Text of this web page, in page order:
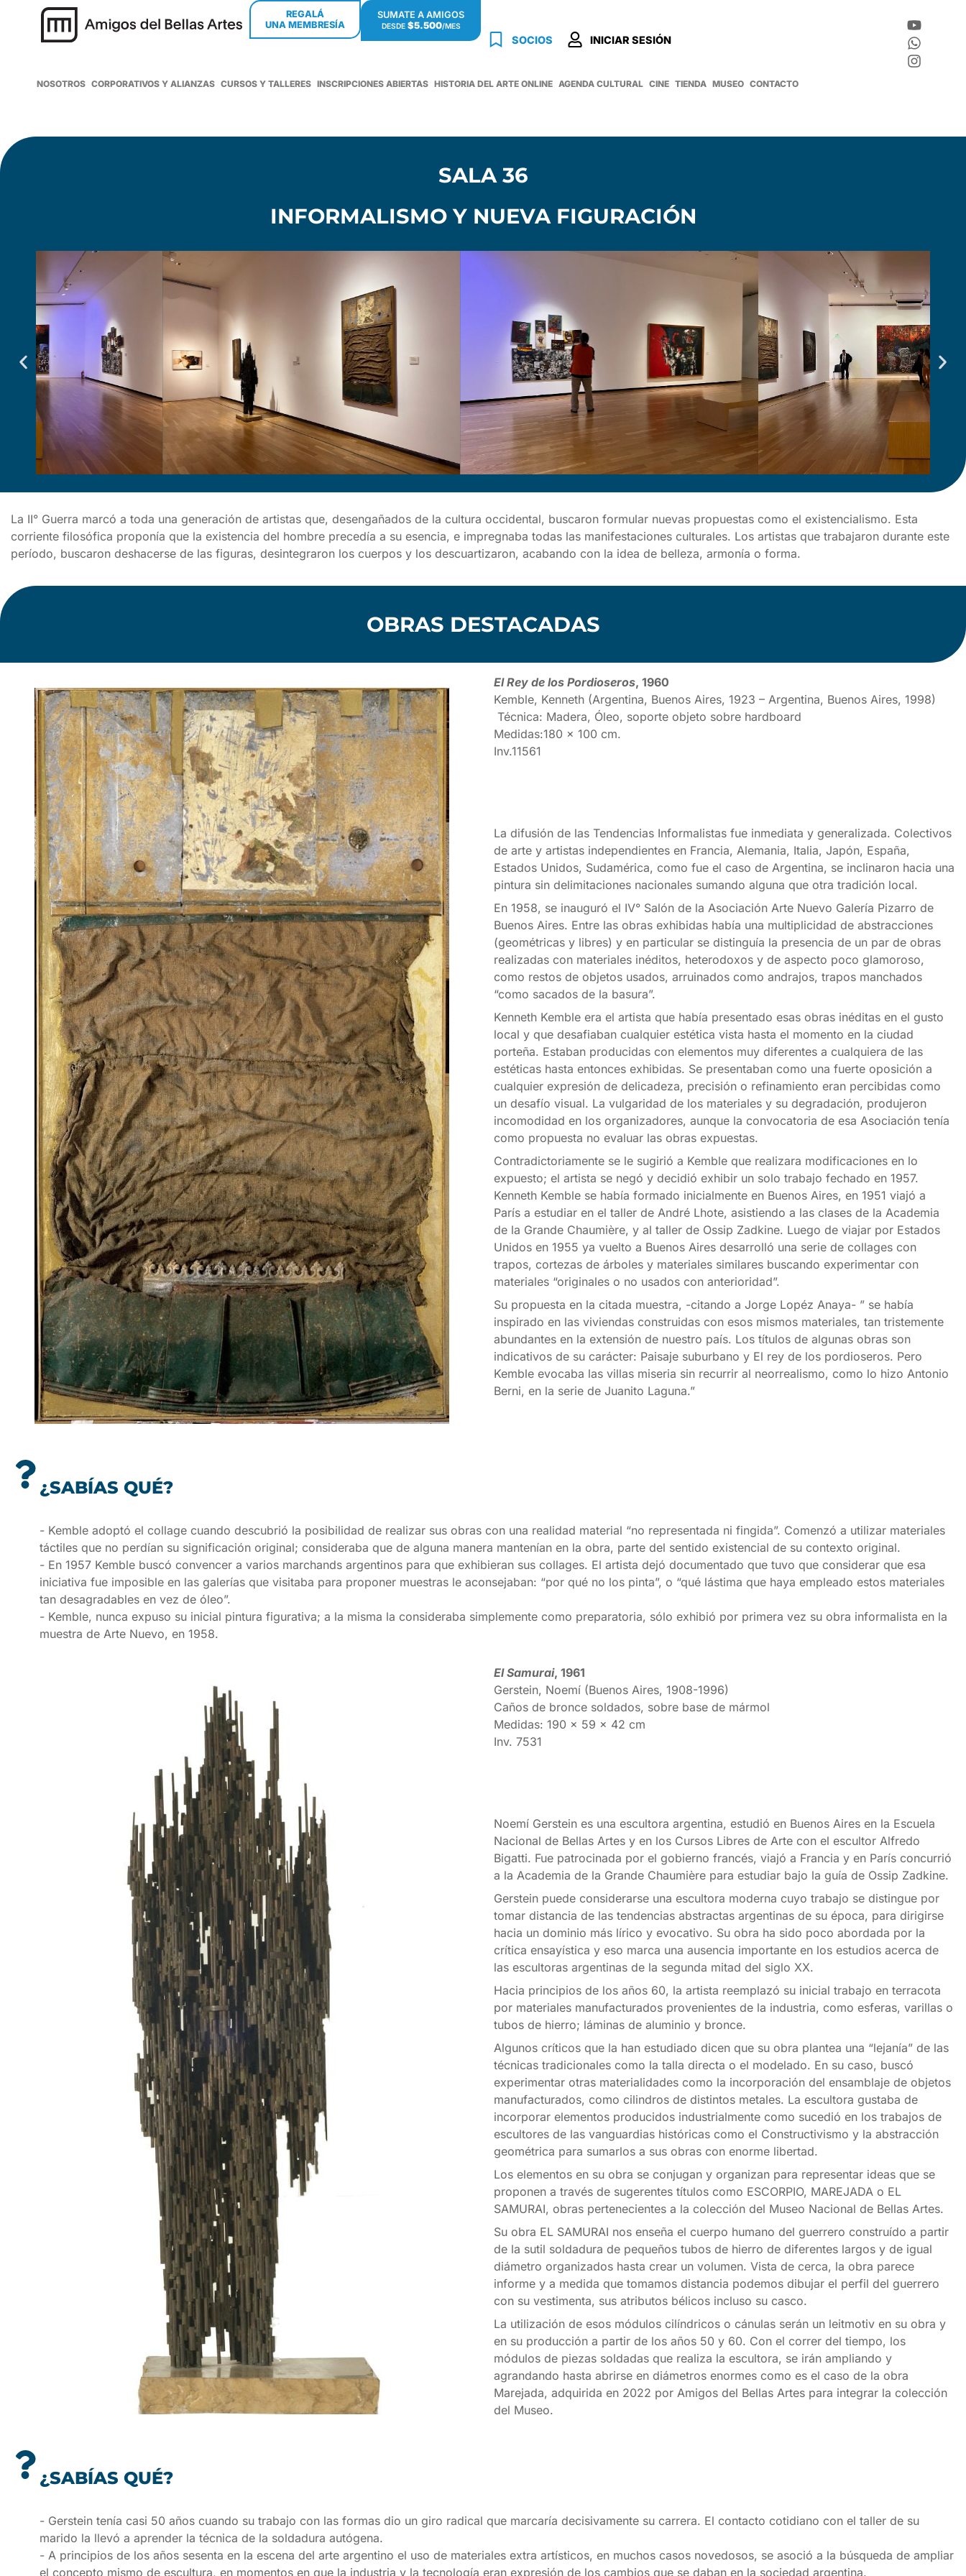
REGALÁ
UNA MEMBRESÍA
SUMATE A AMIGOS
DESDE $5.500/MES
SOCIOS INICIAR SESIÓN
NOSOTROS CORPORATIVOS Y ALIANZAS CURSOS Y TALLERES INSCRIPCIONES ABIERTAS HISTORIA DEL ARTE ONLINE AGENDA CULTURAL CINE TIENDA MUSEO CONTACTO
SALA 36
INFORMALISMO Y NUEVA FIGURACIÓN
La II° Guerra marcó a toda una generación de artistas que, desengañados de la cultura occidental, buscaron formular nuevas propuestas como el existencialismo. Esta
corriente filosófica proponía que la existencia del hombre precedía a su esencia, e impregnaba todas las manifestaciones culturales. Los artistas que trabajaron durante este
período, buscaron deshacerse de las figuras, desintegraron los cuerpos y los descuartizaron, acabando con la idea de belleza, armonía o forma.
OBRAS DESTACADAS
El Rey de los Pordioseros, 1960
Kemble, Kenneth (Argentina, Buenos Aires, 1923 – Argentina, Buenos Aires, 1998)
Técnica: Madera, Óleo, soporte objeto sobre hardboard
Medidas:180 x 100 cm.
Inv.11561
La difusión de las Tendencias Informalistas fue inmediata y generalizada. Colectivos
de arte y artistas independientes en Francia, Alemania, Italia, Japón, España,
Estados Unidos, Sudamérica, como fue el caso de Argentina, se inclinaron hacia una
pintura sin delimitaciones nacionales sumando alguna que otra tradición local.
En 1958, se inauguró el IV° Salón de la Asociación Arte Nuevo Galería Pizarro de
Buenos Aires. Entre las obras exhibidas había una multiplicidad de abstracciones
(geométricas y libres) y en particular se distinguía la presencia de un par de obras
realizadas con materiales inéditos, heterodoxos y de aspecto poco glamoroso,
como restos de objetos usados, arruinados como andrajos, trapos manchados
“como sacados de la basura”.
Kenneth Kemble era el artista que había presentado esas obras inéditas en el gusto
local y que desafiaban cualquier estética vista hasta el momento en la ciudad
porteña. Estaban producidas con elementos muy diferentes a cualquiera de las
estéticas hasta entonces exhibidas. Se presentaban como una fuerte oposición a
cualquier expresión de delicadeza, precisión o refinamiento eran percibidas como
un desafío visual. La vulgaridad de los materiales y su degradación, produjeron
incomodidad en los organizadores, aunque la convocatoria de esa Asociación tenía
como propuesta no evaluar las obras expuestas.
Contradictoriamente se le sugirió a Kemble que realizara modificaciones en lo
expuesto; el artista se negó y decidió exhibir un solo trabajo fechado en 1957.
Kenneth Kemble se había formado inicialmente en Buenos Aires, en 1951 viajó a
París a estudiar en el taller de André Lhote, asistiendo a las clases de la Academia
de la Grande Chaumière, y al taller de Ossip Zadkine. Luego de viajar por Estados
Unidos en 1955 ya vuelto a Buenos Aires desarrolló una serie de collages con
trapos, cortezas de árboles y materiales similares buscando experimentar con
materiales “originales o no usados con anterioridad”.
Su propuesta en la citada muestra, -citando a Jorge Lopéz Anaya- ” se había
inspirado en las viviendas construidas con esos mismos materiales, tan tristemente
abundantes en la extensión de nuestro país. Los títulos de algunas obras son
indicativos de su carácter: Paisaje suburbano y El rey de los pordioseros. Pero
Kemble evocaba las villas miseria sin recurrir al neorrealismo, como lo hizo Antonio
Berni, en la serie de Juanito Laguna.”
¿SABÍAS QUÉ?
- Kemble adoptó el collage cuando descubrió la posibilidad de realizar sus obras con una realidad material “no representada ni fingida”. Comenzó a utilizar materiales
táctiles que no perdían su significación original; consideraba que de alguna manera mantenían en la obra, parte del sentido existencial de su contexto original.
- En 1957 Kemble buscó convencer a varios marchands argentinos para que exhibieran sus collages. El artista dejó documentado que tuvo que considerar que esa
iniciativa fue imposible en las galerías que visitaba para proponer muestras le aconsejaban: “por qué no los pinta”, o “qué lástima que haya empleado estos materiales
tan desagradables en vez de óleo”.
- Kemble, nunca expuso su inicial pintura figurativa; a la misma la consideraba simplemente como preparatoria, sólo exhibió por primera vez su obra informalista en la
muestra de Arte Nuevo, en 1958.
El Samurai, 1961
Gerstein, Noemí (Buenos Aires, 1908-1996)
Caños de bronce soldados, sobre base de mármol
Medidas: 190 x 59 x 42 cm
Inv. 7531
Noemí Gerstein es una escultora argentina, estudió en Buenos Aires en la Escuela
Nacional de Bellas Artes y en los Cursos Libres de Arte con el escultor Alfredo
Bigatti. Fue patrocinada por el gobierno francés, viajó a Francia y en París concurrió
a la Academia de la Grande Chaumière para estudiar bajo la guía de Ossip Zadkine.
Gerstein puede considerarse una escultora moderna cuyo trabajo se distingue por
tomar distancia de las tendencias abstractas argentinas de su época, para dirigirse
hacia un dominio más lírico y evocativo. Su obra ha sido poco abordada por la
crítica ensayística y eso marca una ausencia importante en los estudios acerca de
las escultoras argentinas de la segunda mitad del siglo XX.
Hacia principios de los años 60, la artista reemplazó su inicial trabajo en terracota
por materiales manufacturados provenientes de la industria, como esferas, varillas o
tubos de hierro; láminas de aluminio y bronce.
Algunos críticos que la han estudiado dicen que su obra plantea una “lejanía” de las
técnicas tradicionales como la talla directa o el modelado. En su caso, buscó
experimentar otras materialidades como la incorporación del ensamblaje de objetos
manufacturados, como cilindros de distintos metales. La escultora gustaba de
incorporar elementos producidos industrialmente como sucedió en los trabajos de
escultores de las vanguardias históricas como el Constructivismo y la abstracción
geométrica para sumarlos a sus obras con enorme libertad.
Los elementos en su obra se conjugan y organizan para representar ideas que se
proponen a través de sugerentes títulos como ESCORPIO, MAREJADA o EL
SAMURAI, obras pertenecientes a la colección del Museo Nacional de Bellas Artes.
Su obra EL SAMURAI nos enseña el cuerpo humano del guerrero construído a partir
de la sutil soldadura de pequeños tubos de hierro de diferentes largos y de igual
diámetro organizados hasta crear un volumen. Vista de cerca, la obra parece
informe y a medida que tomamos distancia podemos dibujar el perfil del guerrero
con su vestimenta, sus atributos bélicos incluso su casco.
La utilización de esos módulos cilíndricos o cánulas serán un leitmotiv en su obra y
en su producción a partir de los años 50 y 60. Con el correr del tiempo, los
módulos de piezas soldadas que realiza la escultora, se irán ampliando y
agrandando hasta abrirse en diámetros enormes como es el caso de la obra
Marejada, adquirida en 2022 por Amigos del Bellas Artes para integrar la colección
del Museo.
¿SABÍAS QUÉ?
- Gerstein tenía casi 50 años cuando su trabajo con las formas dio un giro radical que marcaría decisivamente su carrera. El contacto cotidiano con el taller de su
marido la llevó a aprender la técnica de la soldadura autógena.
- A principios de los años sesenta en la escena del arte argentino el uso de materiales extra artísticos, en muchos casos novedosos, se asoció a la búsqueda de ampliar
el concepto mismo de escultura, en momentos en que la industria y la tecnología eran expresión de los cambios que se daban en la sociedad argentina.